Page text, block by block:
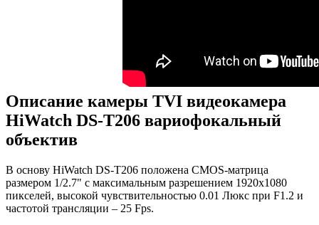
Описание камеры TVI видеокамера
HiWatch DS-T206 вариофокальный
объектив
В основу HiWatch DS-T206 положена CMOS-матрица
размером 1/2.7" с максимальным разрешением 1920х1080
пикселей, высокой чувствительностью 0.01 Люкс при F1.2 и
частотой трансляции – 25 Fps.